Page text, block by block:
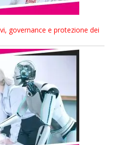
governance e protezione dei